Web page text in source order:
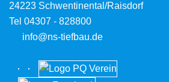
24223 Schwentinental/Raisdorf
Tel 04307 - 828800
info@ns-tiefbau.de